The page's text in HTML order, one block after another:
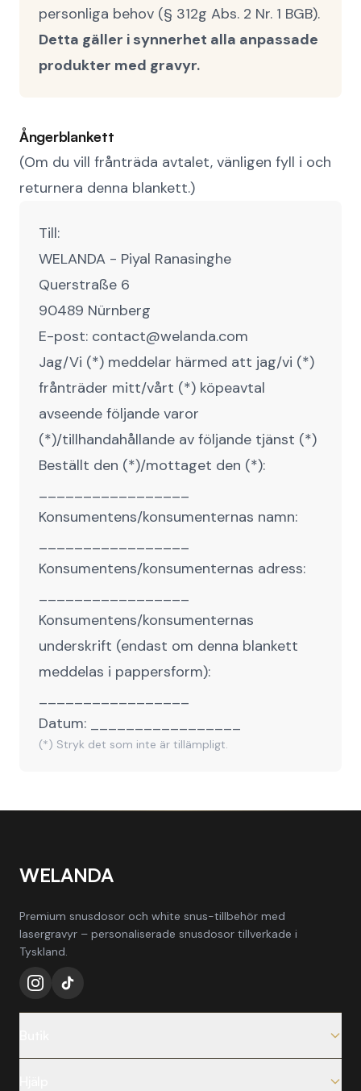
personliga behov (§ 312g Abs. 2 Nr. 1 BGB).
Detta gäller i synnerhet alla anpassade
produkter med gravyr.
Ångerblankett
(Om du vill frånträda avtalet, vänligen fyll i och
returnera denna blankett.)
Till:
WELANDA - Piyal Ranasinghe
Querstraße 6
90489 Nürnberg
E-post: contact@welanda.com
Jag/Vi (*) meddelar härmed att jag/vi (*)
frånträder mitt/vårt (*) köpeavtal
avseende följande varor
(*)/tillhandahållande av följande tjänst (*)
Beställt den (*)/mottaget den (*):
Konsumentens/konsumenternas namn:
Konsumentens/konsumenternas adress:
Konsumentens/konsumenternas
underskrift (endast om denna blankett
meddelas i pappersform):
Datum: _________________
(*) Stryk det som inte är tillämpligt.
WELANDA
Premium snusdosor och white snus-tillbehör med
lasergravyr – personaliserade snusdosor tillverkade i
Tyskland.